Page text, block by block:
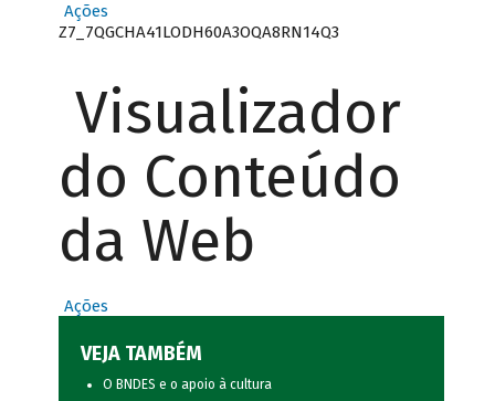
Ações
Z7_7QGCHA41LODH60A3OQA8RN14Q3
Visualizador
do Conteúdo
da Web
Ações
VEJA TAMBÉM
O BNDES e o apoio à cultura